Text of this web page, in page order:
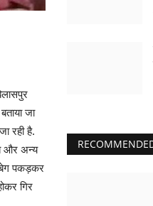
जा
रही है.
और अन्य
बेग पकड़कर
गिर